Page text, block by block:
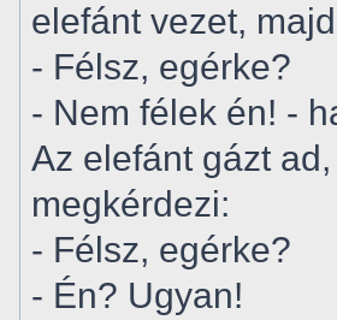
elefánt vezet,
- Félsz, egérke?
- Nem félek én! -
Az elefánt gázt
megkérdezi:
- Félsz, egérke?
- Én? Ugyan!